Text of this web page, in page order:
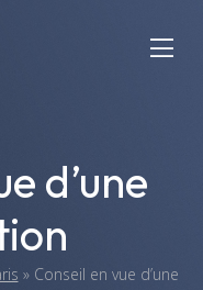
d’une
» Conseil en vue d’une